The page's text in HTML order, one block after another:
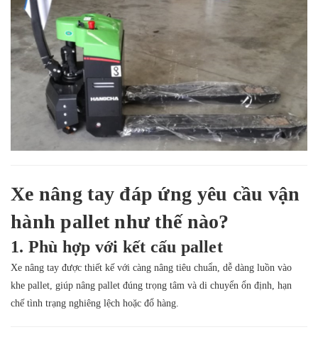
Xe nâng tay đáp ứng yêu cầu vận
hành pallet như thế nào?
1. Phù hợp với kết cấu pallet
Xe nâng tay được thiết kế với càng nâng tiêu chuẩn, dễ dàng luồn vào
khe pallet, giúp nâng pallet đúng trọng tâm và di chuyển ổn định, hạn
chế tình trạng nghiêng lệch hoặc đổ hàng.